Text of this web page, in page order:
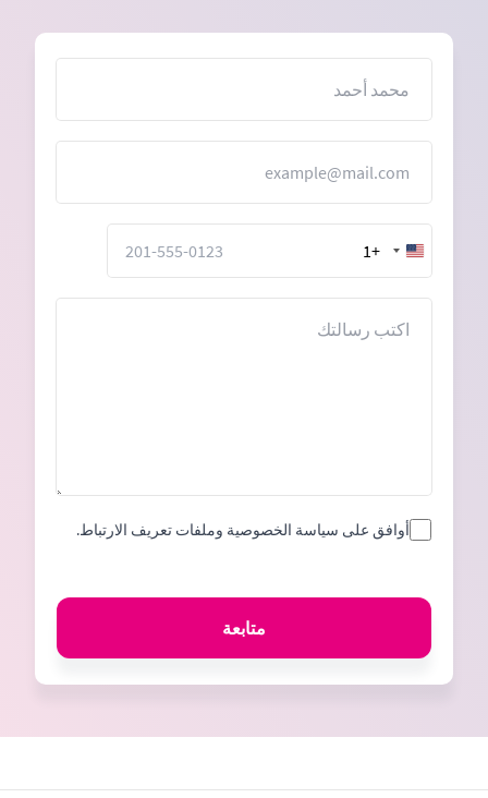
United
States
+1
أوافق على سياسة الخصوصية وملفات تعريف الارتباط.
متابعة